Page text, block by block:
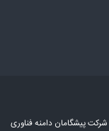
شرکت پیشگامان دامنه فناوری